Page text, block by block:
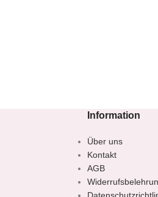
Information
Über uns
Kontakt
AGB